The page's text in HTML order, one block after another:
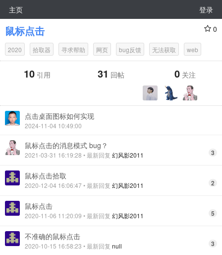
主页 登录
鼠标点击 0
2020 拾取器 寻求帮助 网页 bug反馈 无法获取 web
10 引用 31 回帖 0 关注
点击桌面图标如何实现
2024-11-04 10:49:00
鼠标点击的消息模式 bug？
2021-03-31 16:19:28 • 最新回复 幻风影2011 3
鼠标点击拾取
2020-12-04 16:06:47 • 最新回复 幻风影2011 2
鼠标点击
2020-11-06 11:20:09 • 最新回复 幻风影2011 5
不准确的鼠标点击
2020-10-15 16:58:23 • 最新回复 null 3